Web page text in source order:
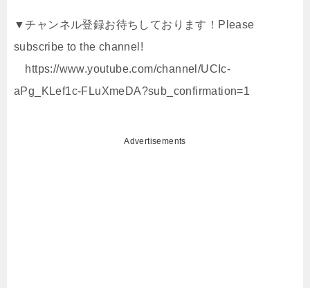
▼チャンネル登録お待ちしております！Please
subscribe to the channel!
https://www.youtube.com/channel/UCIc-
aPg_KLef1c-FLuXmeDA?sub_confirmation=1
Advertisements